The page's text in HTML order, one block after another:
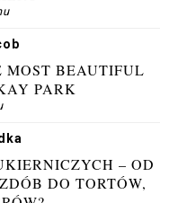
MOST BEAUTIFUL
PARK
– OD
DO TORTÓW,